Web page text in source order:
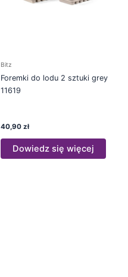
Bitz
Foremki do lodu 2 sztuki grey
11619
40,90 zł
Dowiedz się więcej